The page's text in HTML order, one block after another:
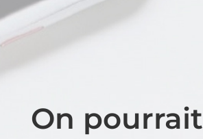
On pourrait